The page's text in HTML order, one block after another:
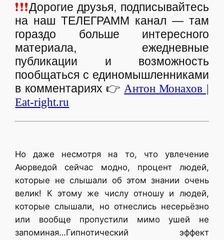
❗❗❗Дорогие друзья, подписывайтесь
на наш ТЕЛЕГРАММ канал — там
гораздо больше интересного
материала, ежедневные
публикации и возможность
пообщаться с единомышленниками
в комментариях 👉Антон Монахов |
Eat-right.ru
Но даже несмотря на то, что увлечение
Аюрведой сейчас модно, процент людей,
которые не слышали об этом знании очень
велик! К этому же числу отношу и людей,
которые слышали, но отнеслись несерьёзно
или вообще пропустили мимо ушей не
запоминая…Гипнотический эффект